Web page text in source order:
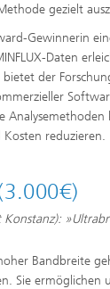
gezielt
Gewinnerin
Daten
der
reduzieren.
Konstanz):
Bandbreite
Sie ermöglichen